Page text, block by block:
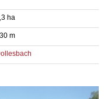
ha
m